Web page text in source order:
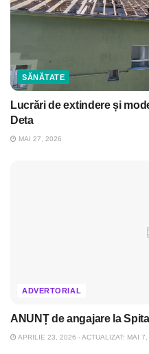
SĂNĂTATE
Lucrări de extindere și
Deta
MAI 27, 2026
ADVERTORIAL
ANUNȚ de angajare la
APRILIE 23, 2026 - ACTUALIZAT: MAI